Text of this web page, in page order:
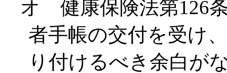
オ 健康保険法第126
者手帳の交付を受け
り付けるべき余白が